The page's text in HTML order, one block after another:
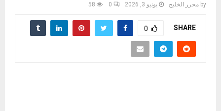
by محرر الخليج يونيو 3, 2026 0
58
SHARE
0